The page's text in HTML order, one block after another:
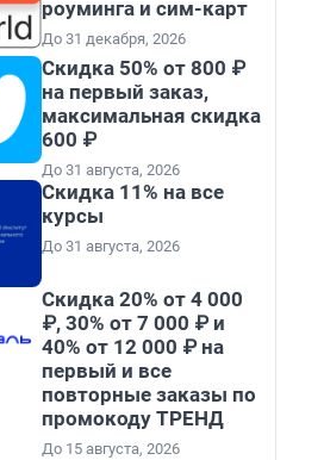
роуминга и сим-карт
До 31 декабря, 2026
Скидка 50% от 800 ₽
на первый заказ,
максимальная скидка
600 ₽
До 31 августа, 2026
Скидка 11% на все
курсы
До 31 августа, 2026
Скидка 20% от 4 000
₽, 30% от 7 000 ₽ и
40% от 12 000 ₽ на
первый и все
повторные заказы по
промокоду ТРЕНД
До 15 августа, 2026